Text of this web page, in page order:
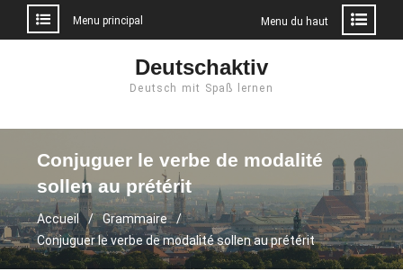
Menu principal Menu du haut
Deutschaktiv
Deutsch mit Spaß lernen
Conjuguer le verbe de modalité
sollen au prétérit
Accueil
Grammaire
Conjuguer le verbe de modalité sollen au prétérit